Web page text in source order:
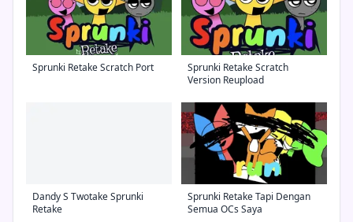
Sprunki Retake Scratch Port
Sprunki Retake Scratch
Version Reupload
Dandy S Twotake Sprunki
Retake
Sprunki Retake Tapi Dengan
Semua OCs Saya